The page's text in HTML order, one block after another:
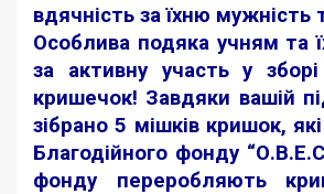
вдячність за їхню мужність
Особлива подяка учням та
за активну участь у
кришечок! Завдяки вашій
зібрано 5 мішків кришок,
Благодійного фонду
фонду переробляють